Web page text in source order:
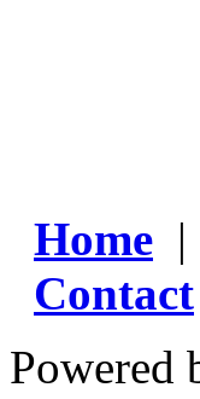
Home |
Contact
Powered